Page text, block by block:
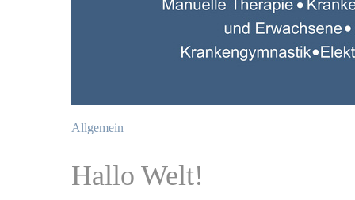
Allgemein
Hallo Welt!